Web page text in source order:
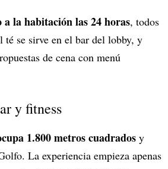
a la habitación las 24 horas, todos
se sirve en el bar del lobby, y
de cena con menú
y fitness
1.800 metros cuadrados y
La experiencia empieza apenas